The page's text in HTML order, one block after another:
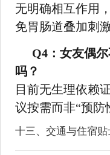
无明确相互作用
免胃肠道叠加刺激
Q4：女友偶
吗？
目前无生理依赖
议按需而非“预防
十三、交通与住宿